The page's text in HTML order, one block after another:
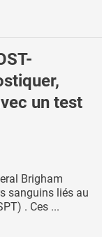
un test
Brigham
sanguins liés au
. Ces ...